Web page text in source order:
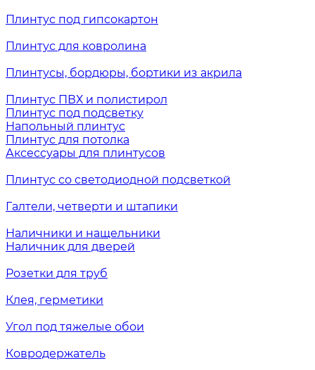
Плинтус под гипсокартон
Плинтус для ковролина
Плинтусы, бордюры, бортики из акрила
Плинтус ПВХ и полистирол
Плинтус под подсветку
Напольный плинтус
Плинтус для потолка
Аксессуары для плинтусов
Плинтус со светодиодной подсветкой
Галтели, четверти и штапики
Наличники и нащельники
Наличник для дверей
Розетки для труб
Клея, герметики
Угол под тяжелые обои
Ковродержатель